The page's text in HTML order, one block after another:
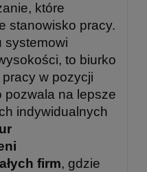
które
stanowisko pracy.
systemowi
to biurko
w pozycji
pozwala na lepsze
indywidualnych
firm, gdzie